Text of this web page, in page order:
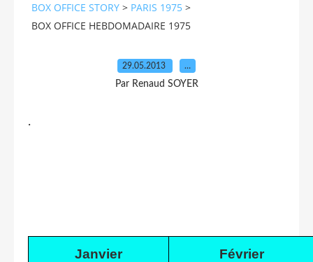
BOX OFFICE STORY > PARIS 1975 >
BOX OFFICE HEBDOMADAIRE 1975
29.05.2013 …
Par Renaud SOYER
.
Janvier Février